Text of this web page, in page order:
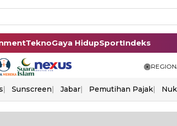
TeknoGaya HidupSportIndeks
Sunscreen Jabar Pemutihan Pajak